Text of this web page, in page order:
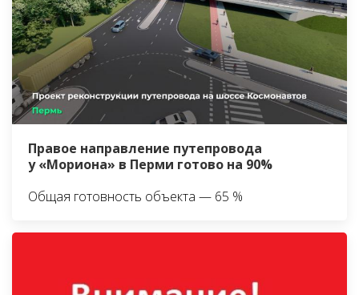
Правое направление путепровода
у «Мориона» в Перми готово на 90%
Общая готовность объекта — 65 %